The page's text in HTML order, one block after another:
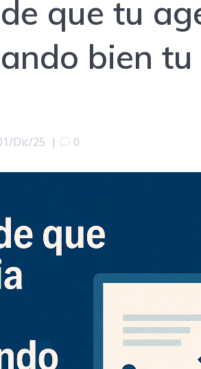
que tu
bien
Dic/25 | 0